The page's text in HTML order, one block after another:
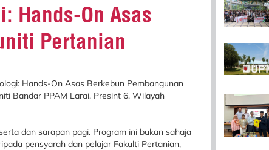
Hands-On Asas
Pertanian
Hands-On Asas Berkebun Pembangunan
Bandar PPAM Larai, Presint 6, Wilayah
dan sarapan pagi. Program ini bukan sahaja
pensyarah dan pelajar Fakulti Pertanian,